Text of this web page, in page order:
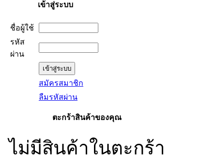
เข้าสู่ระบบ
ชื่อผู้ใช้
รหัส
ผ่าน
สมัครสมาชิก
ลืมรหัสผ่าน
ตะกร้าสินค้าของคุณ
ไม่มีสินค้าในตะกร้า